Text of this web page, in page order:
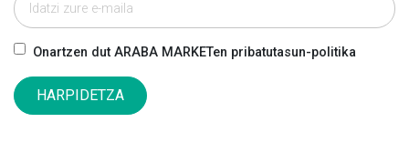
Onartzen dut ARABA MARKETen pribatutasun-politika
HARPIDETZA